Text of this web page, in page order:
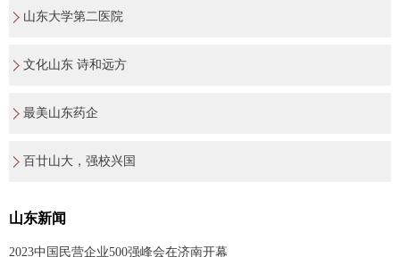
山东大学第二医院
文化山东 诗和远方
最美山东药企
百廿山大，强校兴国
山东新闻
2023中国民营企业500强峰会在济南开幕